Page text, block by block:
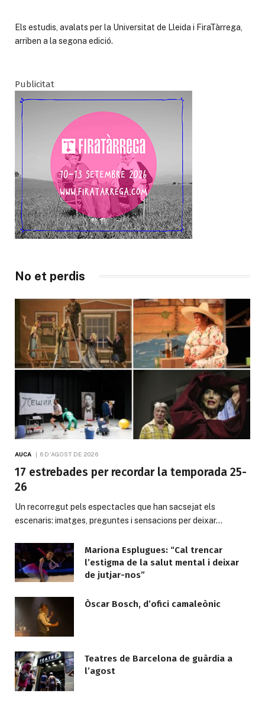
Els estudis, avalats per la Universitat de Lleida i FiraTàrrega,
arriben a la segona edició.
Publicitat
No et perdis
AUCA 6 D'AGOST DE 2026
17 estrebades per recordar la temporada 25-
26
Un recorregut pels espectacles que han sacsejat els
escenaris: imatges, preguntes i sensacions per deixar…
Mariona Esplugues: “Cal trencar
l’estigma de la salut mental i deixar
de jutjar-nos”
Òscar Bosch, d’ofici camaleònic
Teatres de Barcelona de guàrdia a
l’agost